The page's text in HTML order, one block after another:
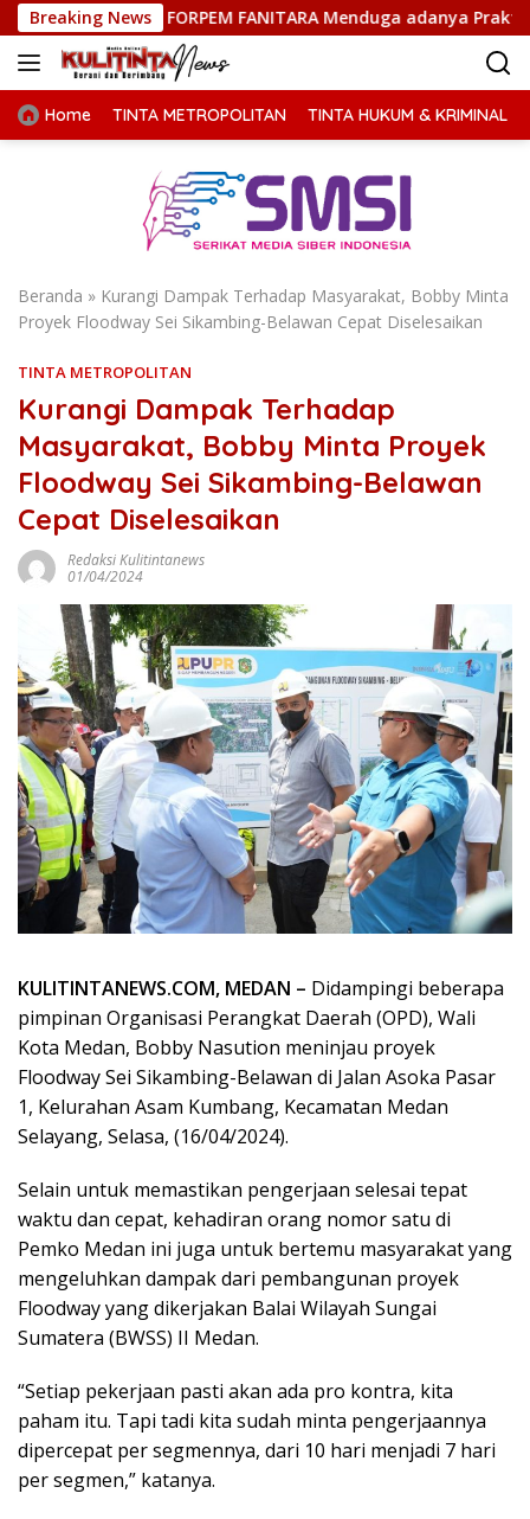
Langsung
ke
konten
Breaking News
FANITARA Menduga adanya Praktik Nepotisme
Home TINTA METROPOLITAN TINTA HUKUM & KRIMINAL
Beranda » Kurangi Dampak Terhadap Masyarakat, Bobby Minta
Proyek Floodway Sei Sikambing-Belawan Cepat Diselesaikan
TINTA METROPOLITAN
Kurangi Dampak Terhadap
Masyarakat, Bobby Minta Proyek
Floodway Sei Sikambing-Belawan
Cepat Diselesaikan
Redaksi Kulitintanews
01/04/2024
KULITINTANEWS.COM, MEDAN – Didampingi beberapa
pimpinan Organisasi Perangkat Daerah (OPD), Wali
Kota Medan, Bobby Nasution meninjau proyek
Floodway Sei Sikambing-Belawan di Jalan Asoka Pasar
1, Kelurahan Asam Kumbang, Kecamatan Medan
Selayang, Selasa, (16/04/2024).
Selain untuk memastikan pengerjaan selesai tepat
waktu dan cepat, kehadiran orang nomor satu di
Pemko Medan ini juga untuk bertemu masyarakat yang
mengeluhkan dampak dari pembangunan proyek
Floodway yang dikerjakan Balai Wilayah Sungai
Sumatera (BWSS) II Medan.
“Setiap pekerjaan pasti akan ada pro kontra, kita
paham itu. Tapi tadi kita sudah minta pengerjaannya
dipercepat per segmennya, dari 10 hari menjadi 7 hari
per segmen,” katanya.